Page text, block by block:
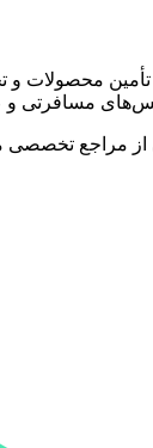
از سال ۱۳۹۰ با
مسافرتی
از مراجع تخصصی